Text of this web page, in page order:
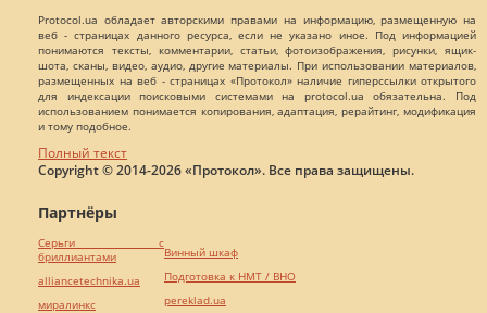
Protocol.ua обладает авторскими правами на информацию, размещенную на
веб - страницах данного ресурса, если не указано иное. Под информацией
понимаются тексты, комментарии, статьи, фотоизображения, рисунки, ящик-
шота, сканы, видео, аудио, другие материалы. При использовании материалов,
размещенных на веб - страницах «Протокол» наличие гиперссылки открытого
для индексации поисковыми системами на protocol.ua обязательна. Под
использованием понимается копирования, адаптация, рерайтинг, модификация
и тому подобное.
Полный текст
Copyright © 2014-2026 «Протокол». Все права защищены.
Партнёры
Серьги с
бриллиантами
alliancetechnika.ua
миралинкс
Винный шкаф
Подготовка к НМТ / ВНО
pereklad.ua